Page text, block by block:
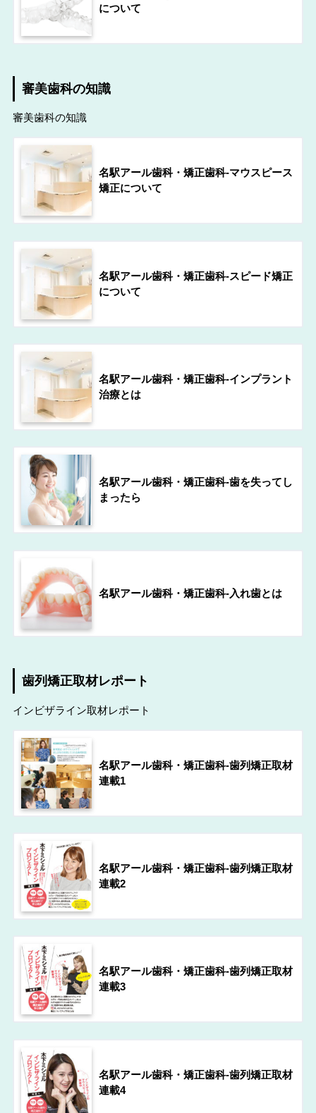
について
審美歯科の知識
審美歯科の知識
名駅アール歯科・矯正歯科-マウスピース
矯正について
名駅アール歯科・矯正歯科-スピード矯正
について
名駅アール歯科・矯正歯科-インプラント
治療とは
名駅アール歯科・矯正歯科-歯を失ってし
まったら
名駅アール歯科・矯正歯科-入れ歯とは
歯列矯正取材レポート
インビザライン取材レポート
名駅アール歯科・矯正歯科-歯列矯正取材
連載1
名駅アール歯科・矯正歯科-歯列矯正取材
連載2
名駅アール歯科・矯正歯科-歯列矯正取材
連載3
名駅アール歯科・矯正歯科-歯列矯正取材
連載4